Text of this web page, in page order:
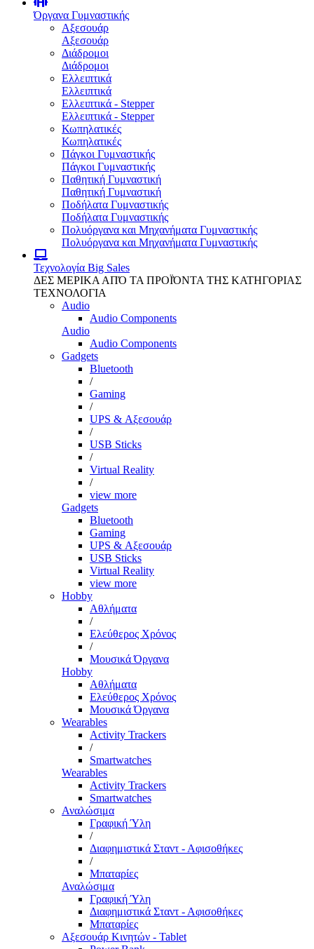
Όργανα Γυμναστικής
Αξεσουάρ
Αξεσουάρ
Διάδρομοι
Διάδρομοι
Ελλειπτικά
Ελλειπτικά
Ελλειπτικά - Stepper
Ελλειπτικά - Stepper
Κωπηλατικές
Κωπηλατικές
Πάγκοι Γυμναστικής
Πάγκοι Γυμναστικής
Παθητική Γυμναστική
Παθητική Γυμναστική
Ποδήλατα Γυμναστικής
Ποδήλατα Γυμναστικής
Πολυόργανα και Μηχανήματα Γυμναστικής
Πολυόργανα και Μηχανήματα Γυμναστικής
Τεχνολογία Big Sales
ΔΕΣ ΜΕΡΙΚΑ ΑΠΌ ΤΑ ΠΡΟΪΌΝΤΑ ΤΗΣ ΚΑΤΗΓΟΡΙΑΣ
ΤΕΧΝΟΛΟΓΙΑ
Audio
Audio Components
Audio
Audio Components
Gadgets
Bluetooth
/
Gaming
/
UPS & Αξεσουάρ
/
USB Sticks
/
Virtual Reality
/
view more
Gadgets
Bluetooth
Gaming
UPS & Αξεσουάρ
USB Sticks
Virtual Reality
view more
Hobby
Αθλήματα
/
Ελεύθερος Χρόνος
/
Μουσικά Όργανα
Hobby
Αθλήματα
Ελεύθερος Χρόνος
Μουσικά Όργανα
Wearables
Activity Trackers
/
Smartwatches
Wearables
Activity Trackers
Smartwatches
Αναλώσιμα
Γραφική Ύλη
/
Διαφημιστικά Σταντ - Αφισοθήκες
/
Μπαταρίες
Αναλώσιμα
Γραφική Ύλη
Διαφημιστικά Σταντ - Αφισοθήκες
Μπαταρίες
Αξεσουάρ Κινητών - Tablet